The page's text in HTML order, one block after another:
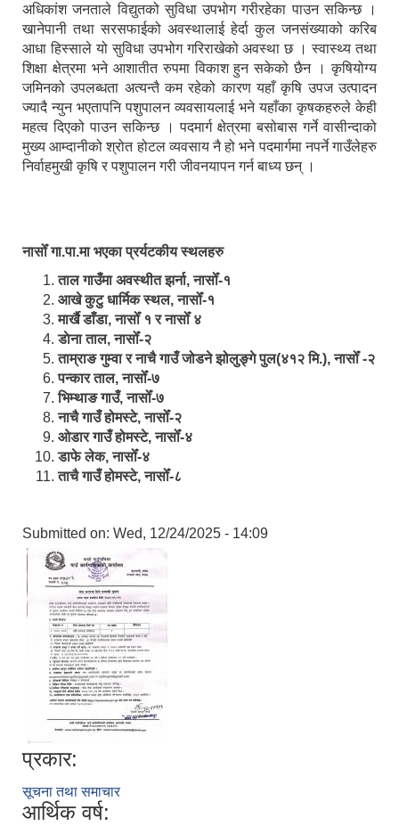
अधिकांश जनताले विद्युतको सुविधा उपभोग गरीरहेका पाउन सकिन्छ ।
खानेपानी तथा सरसफाईको अवस्थालाई हेर्दा कुल जनसंख्याको करिब
आधा हिस्साले यो सुविधा उपभोग गरिराखेको अवस्था छ । स्वास्थ्य तथा
शिक्षा क्षेत्रमा भने आशातीत रुपमा विकाश हुन सकेको छैन । कृषियोग्य
जमिनको उपलब्धता अत्यन्तै कम रहेको कारण यहाँ कृषि उपज उत्पादन
ज्यादै न्युन भएतापनि पशुपालन व्यवसायलाई भने यहाँका कृषकहरुले केही
महत्व दिएको पाउन सकिन्छ । पदमार्ग क्षेत्रमा बसोबास गर्ने वासीन्दाको
मुख्य आम्दानीको श्रोत होटल व्यवसाय नै हो भने पदमार्गमा नपर्ने गाउँलेहरु
निर्वाहमुखी कृषि र पशुपालन गरी जीवनयापन गर्न बाध्य छन् ।
नासोँ गा.पा.मा भएका प्रर्यटकीय स्थलहरु
ताल गाउँमा अवस्थीत झर्ना, नासोँ-१
आखे कुटु धार्मिक स्थल, नासोँ-१
मार्खै डाँडा, नासोँ १ र नासोँ ४
डाेना ताल, नासोँ-२
ताम्राङ गुम्वा र नाचै गाउँ जोडने झोलुङ्गे पुल(४१२ मि.), नासोँ -२
पन्कार ताल, नासोँ-७
भिम्थाङ गाउँ, नासोँ-७
नाचै गाउँ होमस्टे, नासोँ-२
ओ‍‍‌डार गाउँ होमस्टे, नासोँ-४
डाफे लेक, नासोँ-४
ताचै गाउँ होमस्टे, नासोँ-८
Submitted on: Wed, 12/24/2025 - 14:09
प्रकार:
सूचना तथा समाचार
आर्थिक वर्ष: